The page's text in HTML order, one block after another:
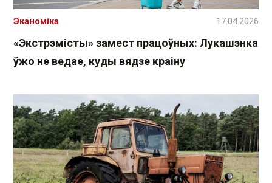
«Экстрэмісты» замест працоўных: Лукашэнка
ўжо не ведае, куды вядзе краіну
Эканоміка 17.04.2026